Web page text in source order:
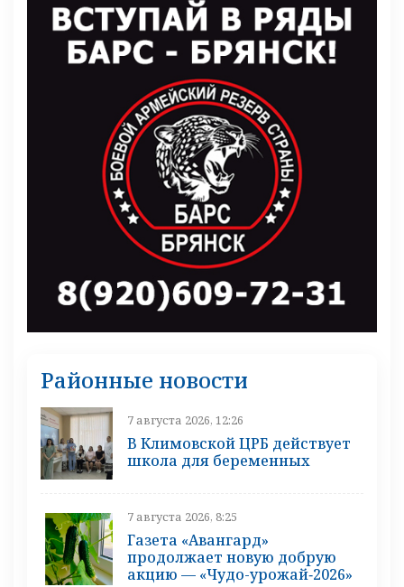
Районные новости
7 августа 2026, 12:26
В Климовской ЦРБ действует
школа для беременных
7 августа 2026, 8:25
Газета «Авангард»
продолжает новую добрую
акцию — «Чудо-урожай‑2026»